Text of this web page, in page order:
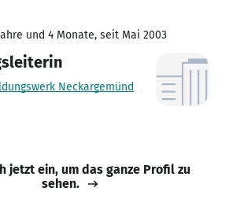
und 4 Monate, seit Mai 2003
Neckargemünd
jetzt ein, um das ganze Profil zu
sehen.